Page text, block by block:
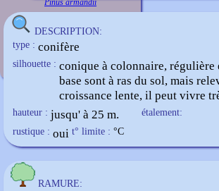
Pinus armandii
DESCRIPTION:
type : conifère
silhouette : conique à colonnaire, régulière
base sont à ras du sol, mais
croissance lente, il peut vivre
hauteur : jusqu' à 25 m.
étalement:
rustique : oui t° limite : °C
RAMURE: